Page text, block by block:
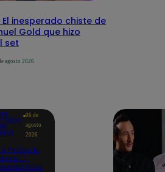
El inesperado chiste de
Gold que hizo
set
agosto 2026
06 de
agosto
2026
Peláez le
Gold